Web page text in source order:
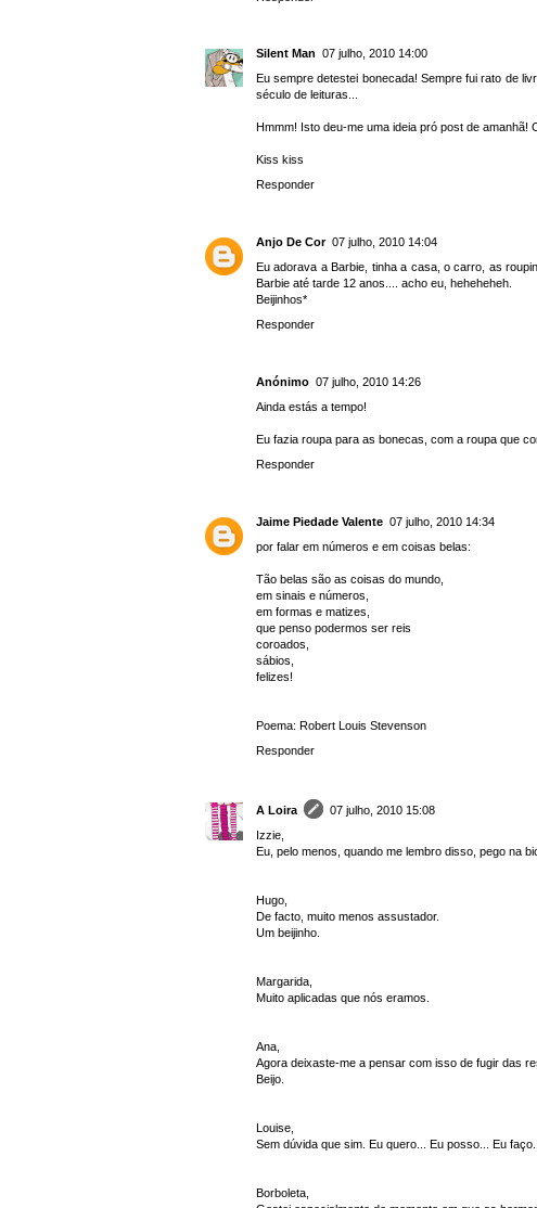
Silent Man 07 julho, 2010 14:00
Eu sempre detestei bonecada! Sempre fui rato de
século de leituras...
Hmmm! Isto deu-me uma ideia pró post de amanhã!
Kiss kiss
Responder
Anjo De Cor 07 julho, 2010 14:04
Eu adorava a Barbie, tinha a casa, o carro, as
Barbie até tarde 12 anos.... acho eu, heheheheh.
Beijinhos*
Responder
Anónimo 07 julho, 2010 14:26
Ainda estás a tempo!
Eu fazia roupa para as bonecas, com a roupa que
Responder
Jaime Piedade Valente 07 julho, 2010 14:34
por falar em números e em coisas belas:
Tão belas são as coisas do mundo,
em sinais e números,
em formas e matizes,
que penso podermos ser reis
coroados,
sábios,
felizes!
Poema: Robert Louis Stevenson
Responder
A Loira
07 julho, 2010 15:08
Izzie,
Eu, pelo menos, quando me lembro disso, pego na
Hugo,
De facto, muito menos assustador.
Um beijinho.
Margarida,
Muito aplicadas que nós eramos.
Ana,
Agora deixaste-me a pensar com isso de fugir das
Beijo.
Louise,
Sem dúvida que sim. Eu quero... Eu posso... Eu faço...
Borboleta,